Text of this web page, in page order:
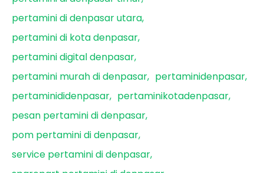
pertamini di denpasar utara
pertamini di kota denpasar
pertamini digital denpasar
pertamini murah di denpasar
pertaminidenpasar
pertaminididenpasar
pertaminikotadenpasar
pesan pertamini di denpasar
pom pertamini di denpasar
service pertamini di denpasar